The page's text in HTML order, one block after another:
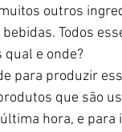
outros
Todos
e onde?
para produzir
que são
hora, e